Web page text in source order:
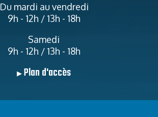
Du mardi au vendredi
9h - 12h / 13h - 18h
Samedi
9h - 12h / 13h - 18h
▶ Plan d'accès